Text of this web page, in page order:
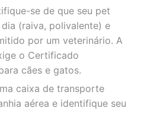
se de que seu pet
(raiva, polivalente) e
por um veterinário. A
o Certificado
cães e gatos.
caixa de transporte
aérea e identifique seu